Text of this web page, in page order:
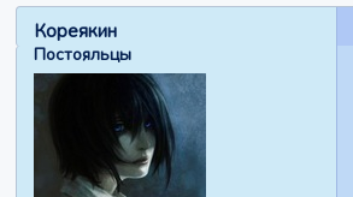
Кореякин
Постояльцы